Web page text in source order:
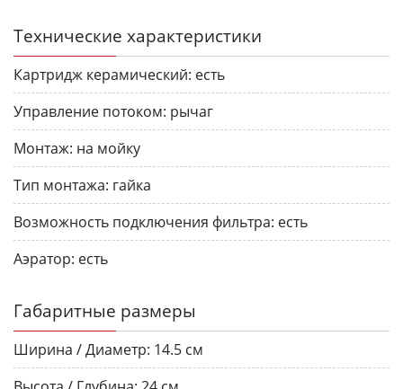
Технические характеристики
Картридж керамический: есть
Управление потоком: рычаг
Монтаж: на мойку
Тип монтажа: гайка
Возможность подключения фильтра: есть
Аэратор: есть
Габаритные размеры
Ширина / Диаметр: 14.5 см